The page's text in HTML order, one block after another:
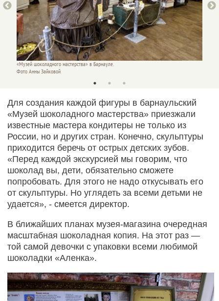
«Музей шоколадного мастерства» в Барнауле.
Фото Анны Зайковой
Для создания каждой фигуры в барнаульский
«Музей шоколадного мастерства» приезжали
известные мастера кондитеры не только из
России, но и других стран. Конечно, скульптуры
приходится беречь от острых детских зубов.
«Перед каждой экскурсией мы говорим, что
шоколад вы, дети, обязательно сможете
попробовать. Для этого не надо откусывать его
от скульптуры. Но углядеть за всеми детьми не
удается», - смеется директор.
В ближайших планах музея-магазина очередная
масштабная шоколадная копия. На этот раз —
той самой девочки с упаковки всеми любимой
шоколадки «Аленка».